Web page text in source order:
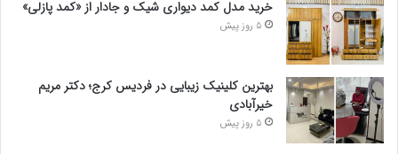
خرید مدل کمد دیواری شیک و جادار از «کمد پازلی»
5 روز پیش
بهترین کلینیک زیبایی در فردیس کرج؛ دکتر مریم
خیرآبادی
5 روز پیش